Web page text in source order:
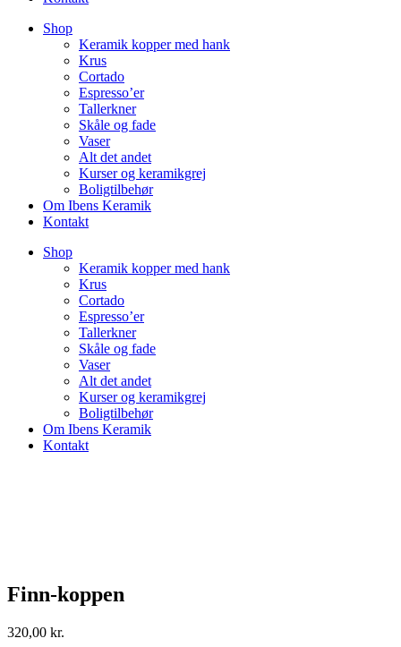
Shop
Keramik kopper med hank
Krus
Cortado
Espresso’er
Tallerkner
Skåle og fade
Vaser
Alt det andet
Kurser og keramikgrej
Boligtilbehør
Om Ibens Keramik
Kontakt
Shop
Keramik kopper med hank
Krus
Cortado
Espresso’er
Tallerkner
Skåle og fade
Vaser
Alt det andet
Kurser og keramikgrej
Boligtilbehør
Om Ibens Keramik
Kontakt
Finn-koppen
320,00 kr.